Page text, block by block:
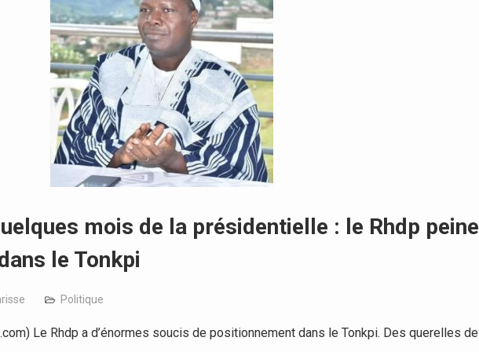
mois de la présidentielle : le Rhdp peine
le Tonkpi
Politique
Le Rhdp a d’énormes soucis de positionnement dans le Tonkpi. Des querelles de